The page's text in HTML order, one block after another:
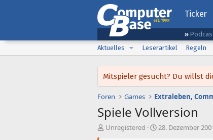
Ticker
Aktuelles
Leserartikel Regeln
Mitspieler gesucht? Du willst
Foren Games Extraleben,
Spiele Vollversion
EUnregistered
E
28. Dezember